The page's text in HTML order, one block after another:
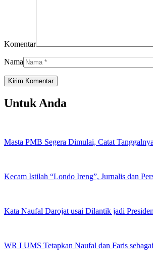
Komentar
Nama
Untuk Anda
Masta PMB Segera Dimulai, Catat Tanggalnya
Kecam Istilah “Londo Ireng”, Jurnalis dan
Kata Naufal Darojat usai Dilantik jadi
WR I UMS Tetapkan Naufal dan Faris